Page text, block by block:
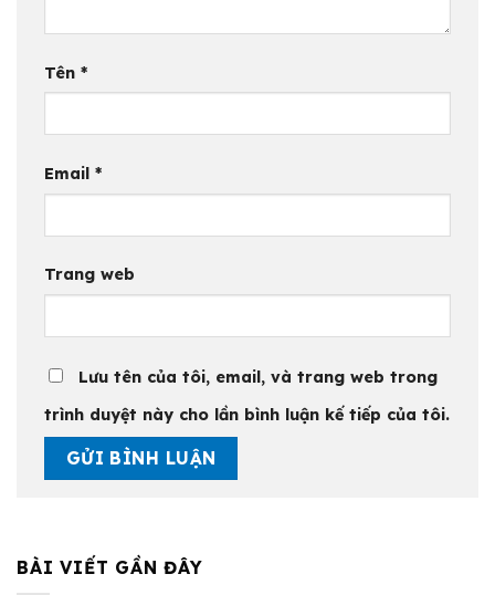
Tên *
Email *
Trang web
Lưu tên của tôi, email, và trang web trong
trình duyệt này cho lần bình luận kế tiếp của tôi.
BÀI VIẾT GẦN ĐÂY